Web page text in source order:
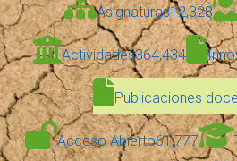
Asignaturas12,328
Actividades364,434
Publicaciones
Acceso Abierto61,777